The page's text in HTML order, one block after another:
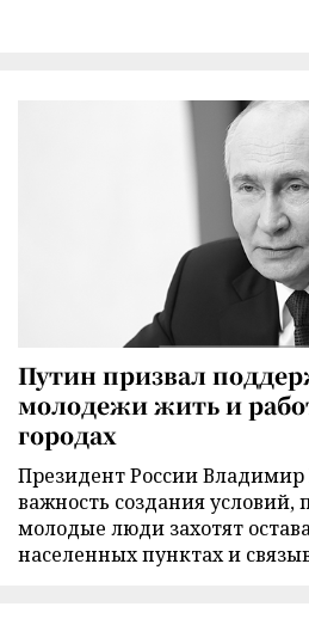
Путин призвал
молодежи жить и
городах
Президент России
важность создания условий,
молодые люди захотят
населенных пунктах и